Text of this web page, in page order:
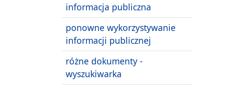
informacja publiczna
ponowne wykorzystywanie
informacji publicznej
różne dokumenty -
wyszukiwarka